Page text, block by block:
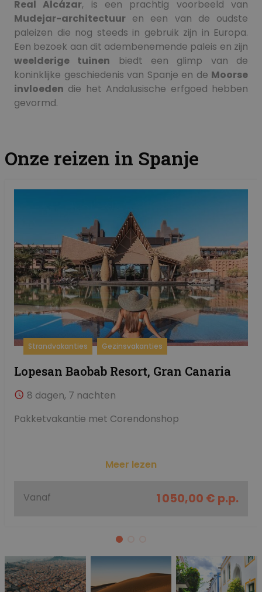
Real Alcázar, is een prachtig voorbeeld van
Mudejar-architectuur en een van de oudste
paleizen die nog steeds in gebruik zijn in Europa.
Een bezoek aan dit adembenemende paleis en zijn
weelderige tuinen biedt een glimp van de
koninklijke geschiedenis van Spanje en de Moorse
invloeden die het Andalusische erfgoed hebben
gevormd.
Onze reizen in Spanje
Strandvakanties Gezinsvakanties
Lopesan Baobab Resort, Gran Canaria
8 dagen, 7 nachten
Pakketvakantie met Corendonshop
Meer lezen
Vanaf 1 050,00 € p.p.